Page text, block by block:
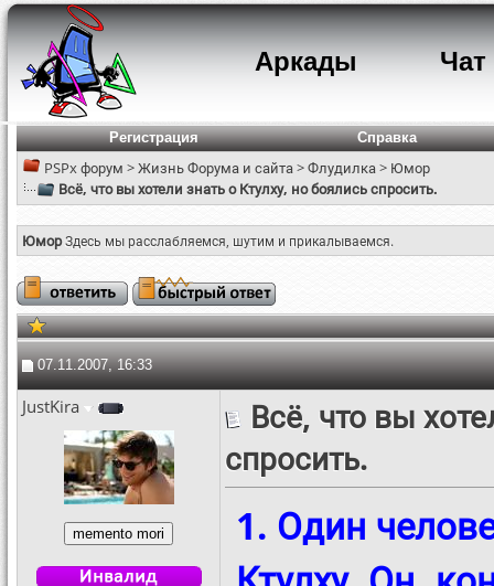
Аркады Чат
Регистрация Справка
PSPx форум >Жизнь Форума и сайта>Флудилка> Юмор
Всё, что вы хотели знать о Ктулху, но боялись спросить.
ЮморЗдесь мы расслабляемся, шутим и прикалываемся.
07.11.2007, 16:33
JustKira
Всё, что вы
спросить.
1. Один